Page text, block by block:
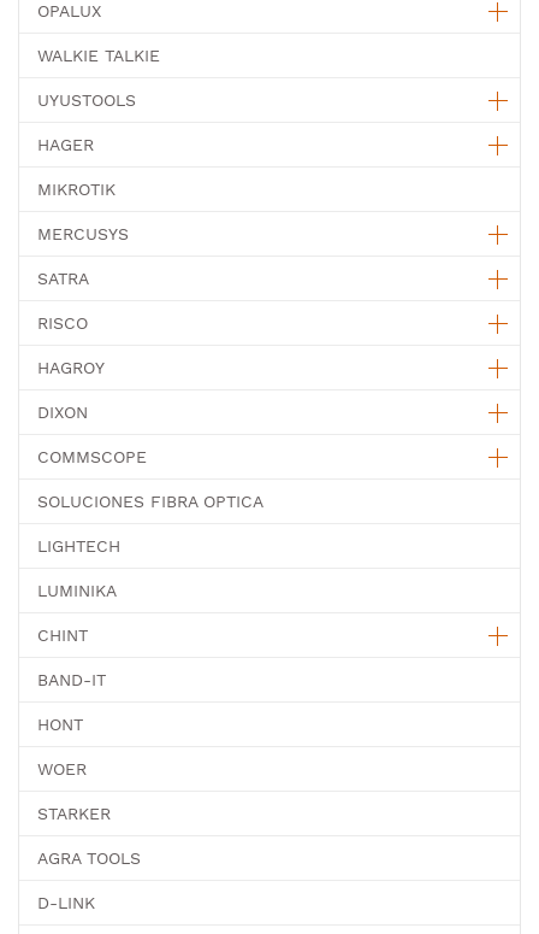
OPALUX
WALKIE TALKIE
UYUSTOOLS
HAGER
MIKROTIK
MERCUSYS
SATRA
RISCO
HAGROY
DIXON
COMMSCOPE
SOLUCIONES FIBRA OPTICA
LIGHTECH
LUMINIKA
CHINT
BAND-IT
HONT
WOER
STARKER
AGRA TOOLS
D-LINK